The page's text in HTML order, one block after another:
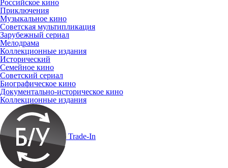
Российское кино
Приключения
Музыкальное кино
Советская мультипликация
Зарубежный сериал
Мелодрама
Коллекционные издания
Исторический
Семейное кино
Советский сериал
Биографическое кино
Документально-историческое кино
Коллекционные издания
Trade-In